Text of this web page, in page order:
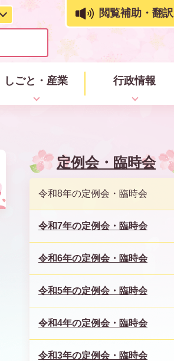
閲覧補助・翻訳
しごと・産業 行政情報
定例会・臨時会
令和8年の定例会・臨時会
令和7年の定例会・臨時会
令和6年の定例会・臨時会
令和5年の定例会・臨時会
令和4年の定例会・臨時会
令和3年の定例会・臨時会